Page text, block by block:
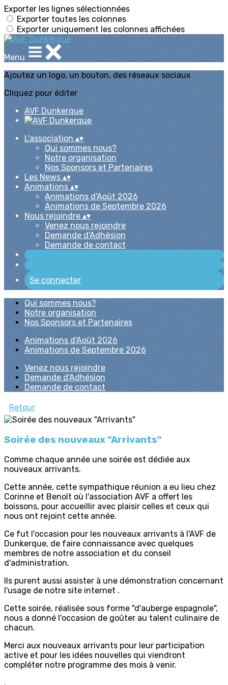
Exporter les lignes sélectionnées
Exporter toutes les colonnes
Exporter uniquement les colonnes affichées
Menu
Ajoutez un logo, un bouton, des réseaux sociaux
Cliquez pour éditer
AVF Dunkerque
L'association▴▾
Qui sommes nous?
Notre organisation
Nos Sponsors et Partenaires
Les News▴▾
Animations▴▾
Animations d'Août 2026
Animations de Septembre 2026
Nous rejoindre▴▾
Venez nous rejoindre
Demande d'Adhésion
Demande de contact
Se connecter
Qui sommes nous?
Notre organisation
Nos Sponsors et Partenaires
Animations d'Août 2026
Animations de Septembre 2026
Venez nous rejoindre
Demande d'Adhésion
Demande de contact
Retour
Soirée des nouveaux "Arrivants"
Comme chaque année une soirée est dédiée aux
nouveaux arrivants.
Cette année, cette sympathique réunion a eu lieu chez
Corinne et Benoît où l'association AVF a offert les
boissons, pour accueillir avec plaisir celles et ceux qui
nous ont rejoint cette année.
Ce fut l'occasion pour les nouveaux arrivants à l'AVF de
Dunkerque, de faire connaissance avec quelques
membres de notre association et du conseil
d'administration.
Ils purent aussi assister à une démonstration concernant
l'usage de notre site internet .
Cette soirée, réalisée sous forme "d'auberge espagnole",
nous a donné l'occasion de goûter au talent culinaire de
chacun.
Merci aux nouveaux arrivants pour leur participation
active et pour les idées nouvelles qui viendront
compléter notre programme des mois à venir.
.